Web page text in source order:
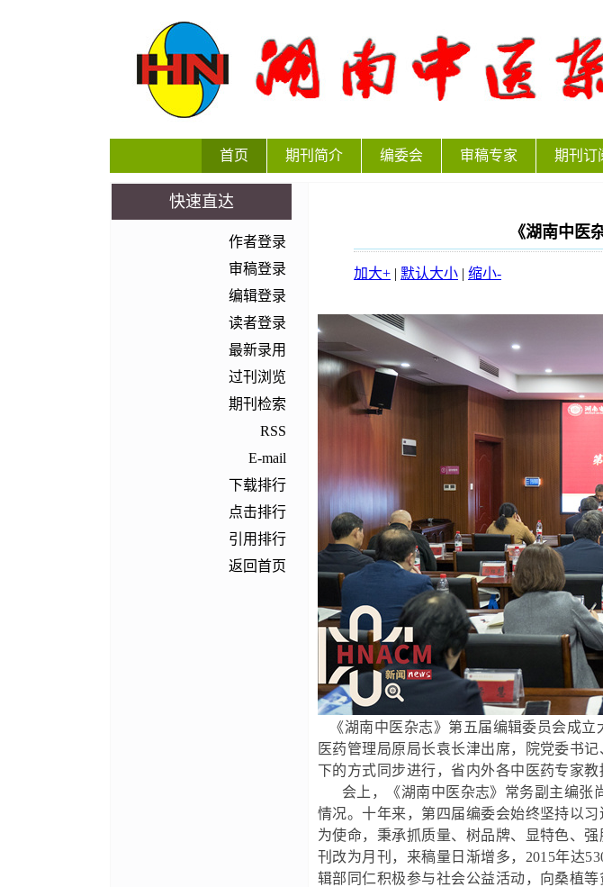
首页 期刊简介 编委会 审稿专家 期刊订
快速直达
作者登录
审稿登录
编辑登录
读者登录
最新录用
过刊浏览
期刊检索
RSS
E-mail
下载排行
点击排行
引用排行
返回首页
《湖南中医
加大+ | 默认大小 | 缩小-
《湖南中医杂志》第五届编辑委员会成立
医药管理局原局长袁长津出席，院党委书
下的方式同步进行，省内外各中医药专家
会上，《湖南中医杂志》常务副主编张
情况。十年来，第四届编委会始终坚持以
为使命，秉承抓质量、树品牌、显特色、
刊改为月刊，来稿量日渐增多，2015年达
辑部同仁积极参与社会公益活动，向桑植